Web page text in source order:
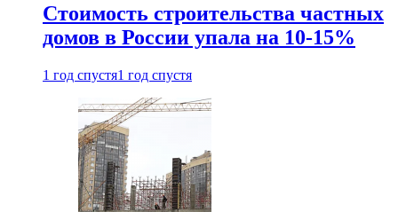
Стоимость строительства частных
домов в России упала на 10-15%
1 год спустя1 год спустя